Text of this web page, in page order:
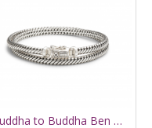
Buddha to Buddha Ben mini 044 E 19cm dubbel om de pols - 65865